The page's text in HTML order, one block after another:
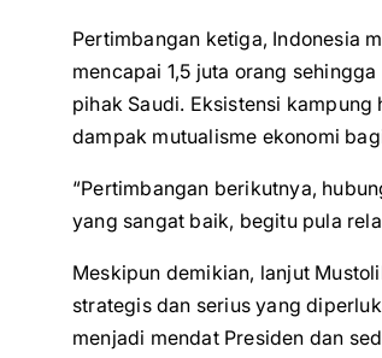
Pertimbangan ketiga, Indonesia
mencapai 1,5 juta orang
pihak Saudi. Eksistensi
dampak mutualisme ekonomi
“Pertimbangan berikutnya,
yang sangat baik, begitu pula
Meskipun demikian, lanjut
strategis dan serius yang
menjadi mendat Presiden dan